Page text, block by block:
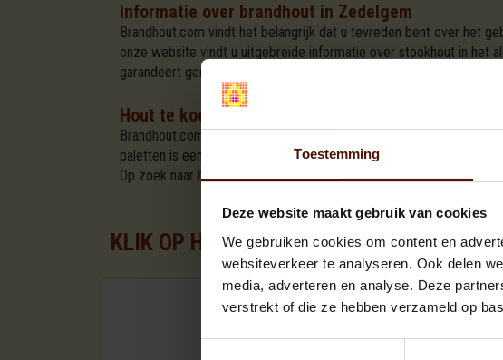
Toestemming
Deze website maakt gebruik van cookies
We gebruiken cookies om content en
websiteverkeer te analyseren. Ook delen
media, adverteren en analyse. Deze
verstrekt of die ze hebben verzameld op
Informatie over brandhout in Zedelgem
Brandhout.com vindt het belangrijk dat u tevreden bent over het
onze website vindt u uitgebreide informatie over stookhout in het
garandeert gemak, kwaliteit en de juiste brandstof voor uw
Hout te koop in Zedelgem
Brandhout.com is de eerste brandhout leverancier waar u online
paletten is een initiatief van Brandhout.com. En wat dacht u van de
Op zoek naar hout in de omgeving van Zedelgem? Kijk dan eens naar
KLIK OP HET PALLET FORMAAT VAN UW